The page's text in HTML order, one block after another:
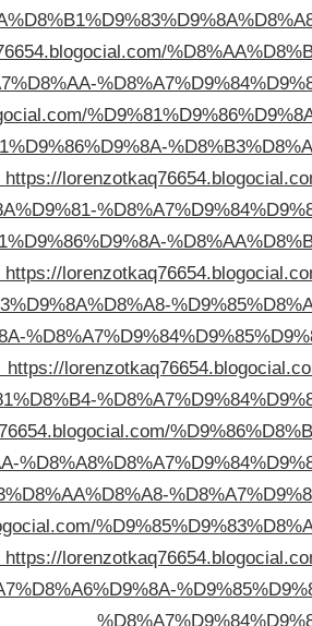
https://
https://
https://
https://